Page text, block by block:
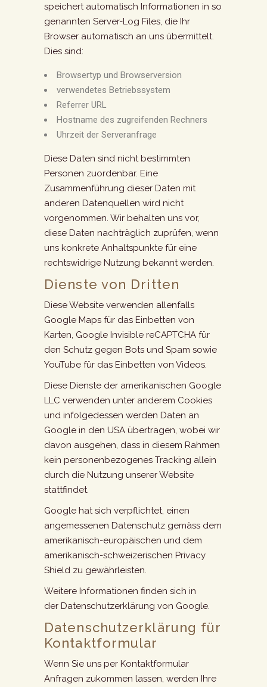
speichert automatisch Informationen in so
genannten Server-Log Files, die Ihr
Browser automatisch an uns übermittelt.
Dies sind:
Browsertyp und Browserversion
verwendetes Betriebssystem
Referrer URL
Hostname des zugreifenden Rechners
Uhrzeit der Serveranfrage
Diese Daten sind nicht bestimmten
Personen zuordenbar. Eine
Zusammenführung dieser Daten mit
anderen Datenquellen wird nicht
vorgenommen. Wir behalten uns vor,
diese Daten nachträglich zuprüfen, wenn
uns konkrete Anhaltspunkte für eine
rechtswidrige Nutzung bekannt werden.
Dienste von Dritten
Diese Website verwenden allenfalls
Google Maps für das Einbetten von
Karten, Google Invisible reCAPTCHA für
den Schutz gegen Bots und Spam sowie
YouTube für das Einbetten von Videos.
Diese Dienste der amerikanischen Google
LLC verwenden unter anderem Cookies
und infolgedessen werden Daten an
Google in den USA übertragen, wobei wir
davon ausgehen, dass in diesem Rahmen
kein personenbezogenes Tracking allein
durch die Nutzung unserer Website
stattfindet.
Google hat sich verpflichtet, einen
angemessenen Datenschutz gemäss dem
amerikanisch-europäischen und dem
amerikanisch-schweizerischen Privacy
Shield zu gewährleisten.
Weitere Informationen finden sich in
der Datenschutzerklärung von Google.
Datenschutzerklärung für
Kontaktformular
Wenn Sie uns per Kontaktformular
Anfragen zukommen lassen, werden Ihre